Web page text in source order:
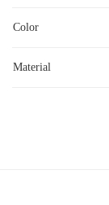
Color
Material